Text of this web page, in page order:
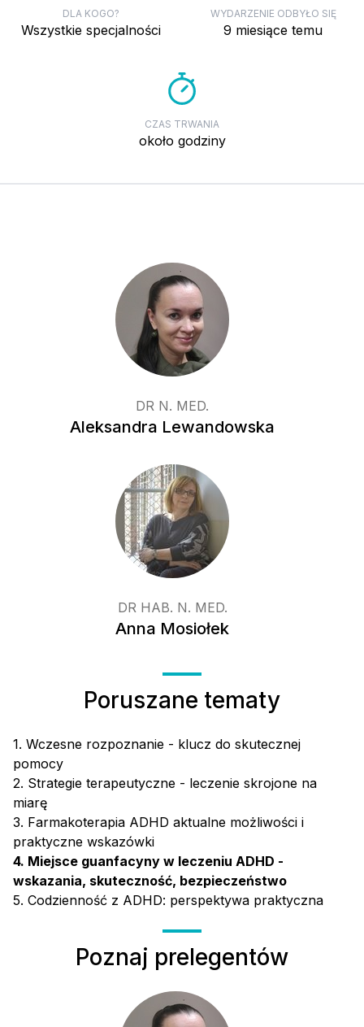
DLA KOGO?
wszystkie specjalności
WYDARZENIE ODBYŁO SIĘ
9 miesiące temu
CZAS TRWANIA
około godziny
DR N. MED.
Aleksandra Lewandowska
DR HAB. N. MED.
Anna Mosiołek
Poruszane tematy
1. Wczesne rozpoznanie - klucz do skutecznej
pomocy
2. Strategie terapeutyczne - leczenie skrojone na
miarę
3. Farmakoterapia ADHD aktualne możliwości i
praktyczne wskazówki
4. Miejsce guanfacyny w leczeniu ADHD -
wskazania, skuteczność, bezpieczeństwo
5. Codzienność z ADHD: perspektywa praktyczna
Poznaj prelegentów